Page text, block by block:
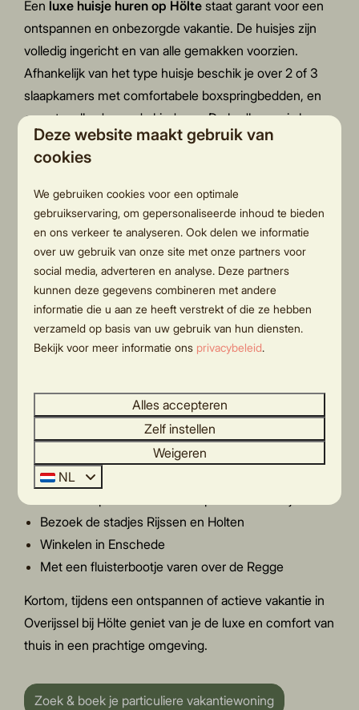
Een luxe huisje huren op Hölte staat garant voor een
ontspannen en onbezorgde vakantie. De huisjes zijn
volledig ingericht en van alle gemakken voorzien.
Afhankelijk van het type huisje beschik je over 2 of 3
slaapkamers met comfortabele boxspringbedden, en
een stapelbed voor de kinderen. De badkamer is luxe
afgewerkt met een douche en wastafel, en een
separaat toilet. De keuken is voorzien van
keukenapparatuur en inventaris, en in het
woongedeelte kun je loungen op de grote bank bij de
flatscreen TV. Ieder chalet is bovendien voorzien van
Wifi, grote ramen en openslaande deuren naar het
zonnige terras. Hier geniet je van het mooie uitzicht op
het water of over het park. De aangelegde tuin is een
lust voor het oog.
Departiculiere vakantiehuisjes in Holtenzijn tevens
kinderen.
Je loopt zo het Nationaal Park de Sallandse
Wandelen en fietsen door de natuurrijke omgeving
Bezoek de stadjes Rijssen en Holten
Winkelen in Enschede
Met een fluisterbootje varen over de Regge
Kortom, tijdens een ontspannen of actieve vakantie in
Overijssel bij Hölte geniet van je de luxe en comfort van
thuis in een prachtige omgeving.
Zoek & boek je particuliere vakantiewoning
Deze website maakt gebruik van
cookies
We gebruiken cookies voor een optimale
gebruikservaring, om gepersonaliseerde inhoud te bieden
en ons verkeer te analyseren. Ook delen we informatie
over uw gebruik van onze site met onze partners voor
social media, adverteren en analyse. Deze partners
kunnen deze gegevens combineren met andere
informatie die u aan ze heeft verstrekt of die ze hebben
verzameld op basis van uw gebruik van hun diensten.
Bekijk voor meer informatie ons privacybeleid.
Alles accepteren
Zelf instellen
Weigeren
NL